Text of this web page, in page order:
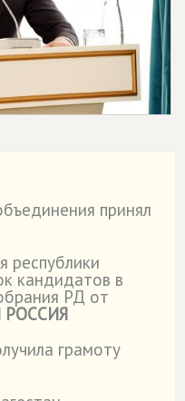
принял
республики
кандидатов в
РД от
РОССИЯ
грамоту